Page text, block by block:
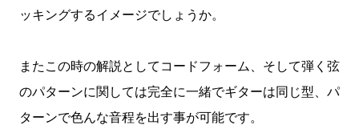
ッキングするイメージでしょうか。
またこの時の解説としてコードフォーム、そして弾く弦
のパターンに関しては完全に一緒でギターは同じ型、パ
ターンで色んな音程を出す事が可能です。